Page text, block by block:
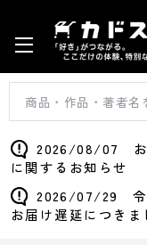
2026/08/07 お
に関するお知らせ
2026/07/29 令
お届け遅延につきま